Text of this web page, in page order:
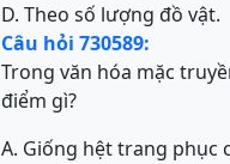
D. Theo số lượng đồ vật.
Câu hỏi 730589:
Trong văn hóa mặc
điểm gì?
A. Giống hệt trang phục